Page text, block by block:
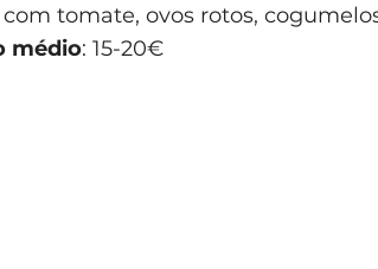
tomate, ovos rotos,
médio: 15-20€